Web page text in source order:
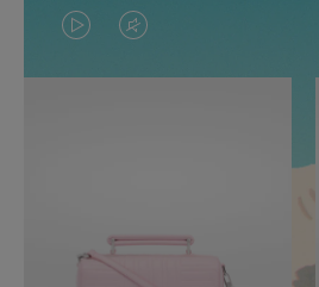
VIDEO
IS
GEPAUZEERD,
OP
HET
GELUID